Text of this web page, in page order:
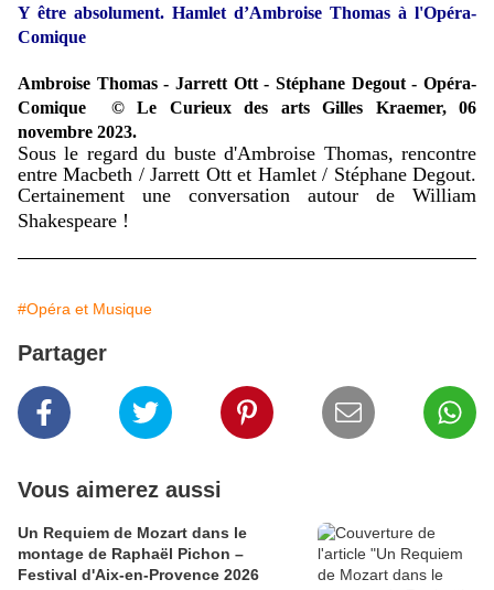
Y être absolument. Hamlet d’Ambroise Thomas à l'Opéra-
Comique
Ambroise Thomas - Jarrett Ott - Stéphane Degout - Opéra-
Comique © Le Curieux des arts Gilles Kraemer, 06
novembre 2023.
Sous le regard du buste d'Ambroise Thomas, rencontre
entre Macbeth / Jarrett Ott et Hamlet / Stéphane Degout.
Certainement une conversation autour de William
Shakespeare !
#Opéra et Musique
Partager
Vous aimerez aussi
Un Requiem de Mozart dans le
montage de Raphaël Pichon –
Festival d'Aix-en-Provence 2026